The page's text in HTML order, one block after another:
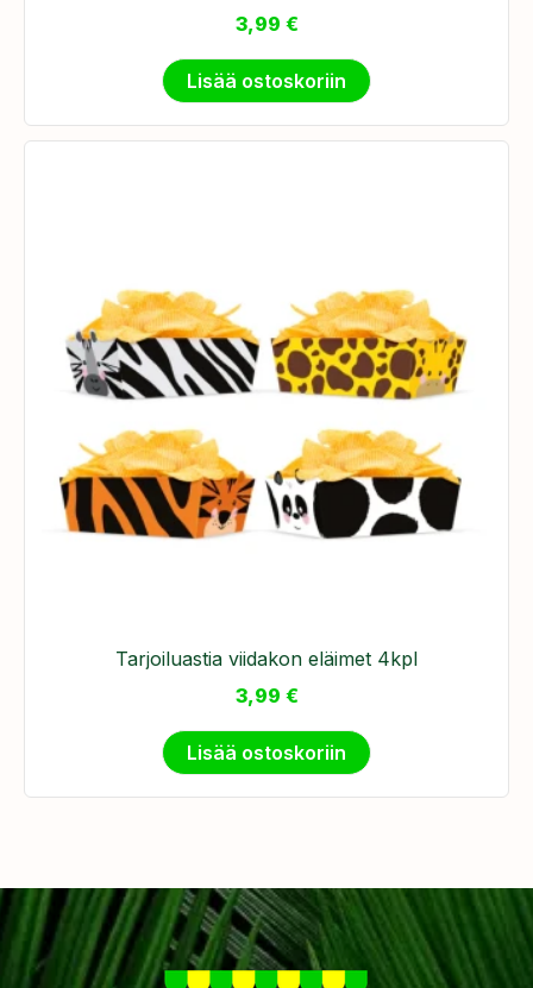
3,99 €
Lisää ostoskoriin
Tarjoiluastia viidakon eläimet 4kpl
3,99 €
Lisää ostoskoriin